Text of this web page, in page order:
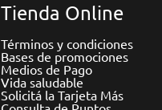
Tienda Online
Términos y condiciones
Bases de promociones
Medios de Pago
Vida saludable
Solicitá la Tarjeta Más